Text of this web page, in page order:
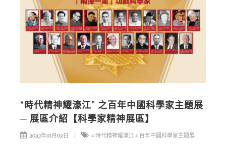
“時代精神耀濠江” 之百年中國科學家主題展
─ 展區介紹【科學家精神展區】
2023年01月02日 # 時代精神耀濠江 # 百年中國科學家主題展